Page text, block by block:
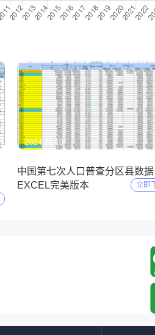
2024-11-10
中国第七次人口普查分区县数据
EXCEL完美版本
立即